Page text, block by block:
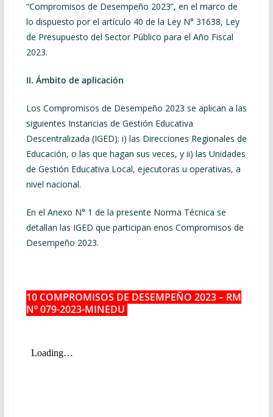
“Compromisos de Desempeño 2023”, en el marco de
lo dispuesto por el artículo 40 de la Ley N° 31638, Ley
de Presupuesto del Sector Público para el Año Fiscal
2023.
II. Ámbito de aplicación
Los Compromisos de Desempeño 2023 se aplican a las
siguientes Instancias de Gestión Educativa
Descentralizada (IGED): i) las Direcciones Regionales de
Educación, o las que hagan sus veces, y ii) las Unidades
de Gestión Educativa Local, ejecutoras u operativas, a
nivel nacional.
En el Anexo N° 1 de la presente Norma Técnica se
detallan las IGED que participan enos Compromisos de
Desempeño 2023.
10 COMPROMISOS DE DESEMPEÑO 2023 – RM
Nº 079-2023-MINEDU